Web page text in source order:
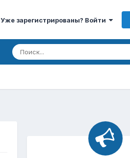
Уже зарегистрированы? Войти